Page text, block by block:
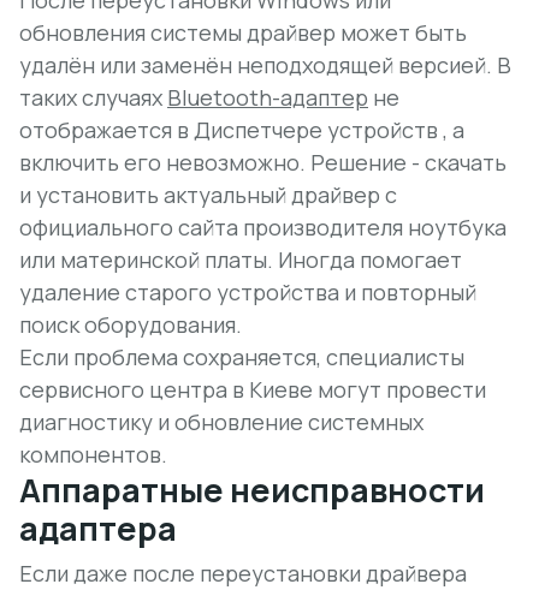
обновления системы драйвер может быть
удалён или заменён неподходящей версией. В
таких случаях Bluetooth-адаптер не
отображается в Диспетчере устройств , а
включить его невозможно. Решение - скачать
и установить актуальный драйвер с
официального сайта производителя ноутбука
или материнской платы. Иногда помогает
удаление старого устройства и повторный
поиск оборудования.
Если проблема сохраняется, специалисты
сервисного центра в Киеве могут провести
диагностику и обновление системных
компонентов.
Аппаратные неисправности
адаптера
Если даже после переустановки драйвера